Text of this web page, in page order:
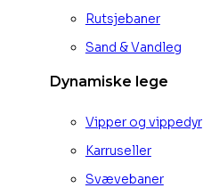
Rutsjebaner
Sand & Vandleg
Dynamiske lege
Vipper og vippedyr
Karruseller
Svævebaner